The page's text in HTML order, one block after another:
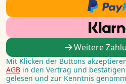
Weitere
Mit Klicken der Buttons
AGB in den Vertrag und
gelesen und zur Kenntnis